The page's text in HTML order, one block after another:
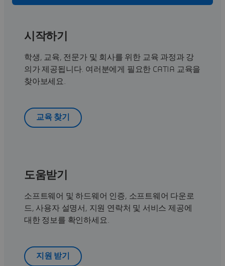
시작하기
학생, 교육, 전문가 및 회사를 위한 교육 과정과 강
의가 제공됩니다. 여러분에게 필요한 CATIA 교육을
찾아보세요.
교육 찾기
도움받기
소프트웨어 및 하드웨어 인증, 소프트웨어 다운로
드, 사용자 설명서, 지원 연락처 및 서비스 제공에
대한 정보를 확인하세요.
지원 받기